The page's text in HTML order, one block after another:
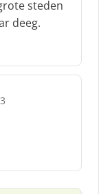
steden
deeg.